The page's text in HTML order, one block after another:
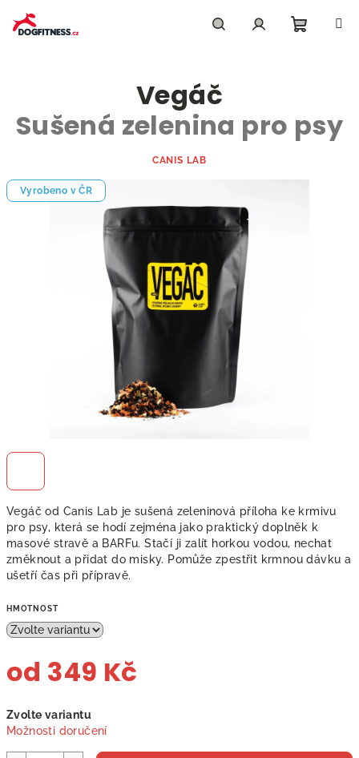
obsah
Vegáč od Canis Lab je sušená zeleninová příloha ke krmivu
pro psy, která se hodí zejména jako praktický doplněk k
masové stravě a BARFu. Stačí ji zalít horkou vodou, nechat
změknout a přidat do misky. Pomůže zpestřit krmnou dávku a
ušetří čas při přípravě.
HMOTNOST
od 349 Kč
cena:
Zvolte variantu
Možnosti doručení
Vegáč
Sušená zelenina pro psy
CANIS LAB
Vyrobeno v ČR